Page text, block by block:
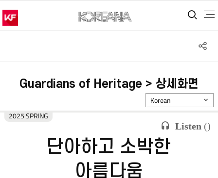
통
Guardians of Heritage > 상세화면
Listen ()
2025 SPRING
Korean
단아하고 소박한
아름다움